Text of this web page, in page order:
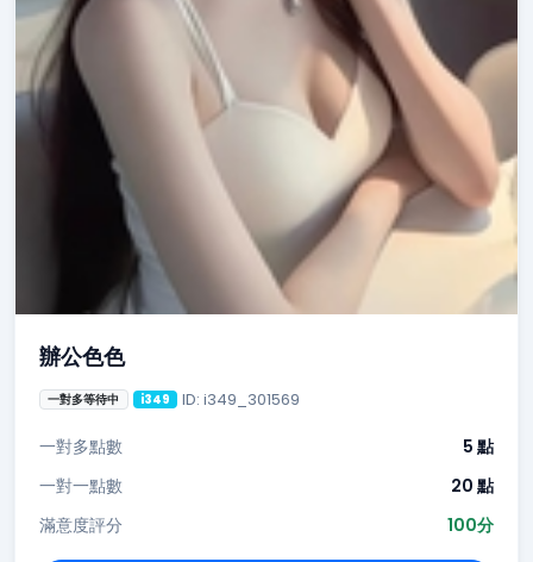
辦公色色
一對多等待中 i349 ID: i349_301569
一對多點數
5 點
一對一點數
20 點
滿意度評分
100分